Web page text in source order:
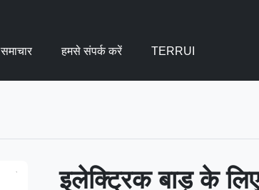
समाचार हमसे संपर्क करें TERRUI
इलेक्ट्रिक बाड़ के